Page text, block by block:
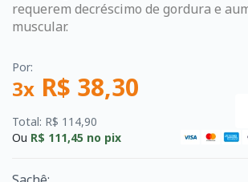
requerem decréscimo de gordura e
muscular.
Por:
3x R$ 38,30
Total: R$ 114,90
Ou R$ 111,45 no pix